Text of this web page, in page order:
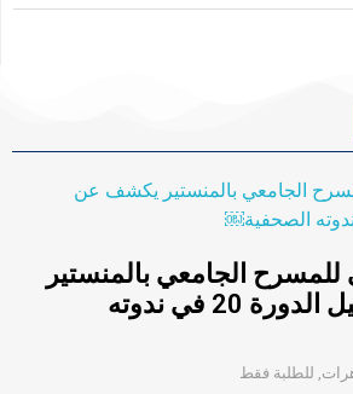
للمسرح الجامعي بالمنستير
يكشف عن تفاصيل الدورة 20 في ندوته
للطلبة فقط